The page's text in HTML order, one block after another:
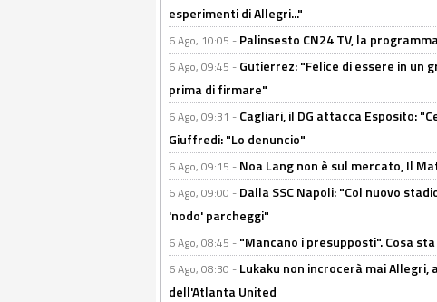
esperimenti di Allegri..."
6 Ago, 10:05 - Palinsesto CN24 TV, la
6 Ago, 09:45 - Gutierrez: "Felice di essere in un
prima di firmare"
6 Ago, 09:31 - Cagliari, il DG attacca Esposito:
Giuffredi: "Lo denuncio"
6 Ago, 09:15 - Noa Lang non è sul mercato, Il
6 Ago, 09:00 - Dalla SSC Napoli: "Col nuovo
'nodo' parcheggi"
6 Ago, 08:45 - "Mancano i presupposti". Cosa
6 Ago, 08:30 - Lukaku non incrocerà mai
dell'Atlanta United